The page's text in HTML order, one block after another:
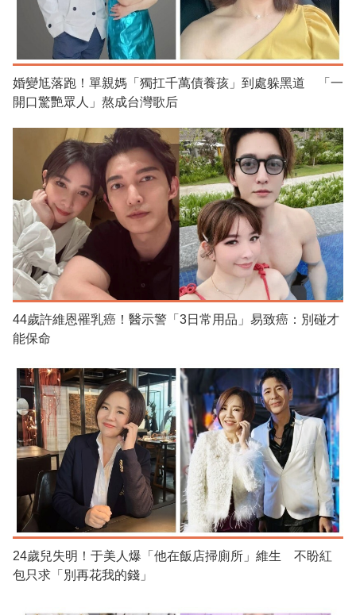
婚變尪落跑！單親媽「獨扛千萬債養孩」到處躲黑道 「一
開口驚艷眾人」熬成台灣歌后
44歲許維恩罹乳癌！醫示警「3日常用品」易致癌：別碰才
能保命
24歲兒失明！于美人爆「他在飯店掃廁所」維生 不盼紅
包只求「別再花我的錢」